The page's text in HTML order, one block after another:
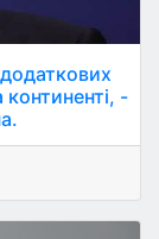
континенті, -